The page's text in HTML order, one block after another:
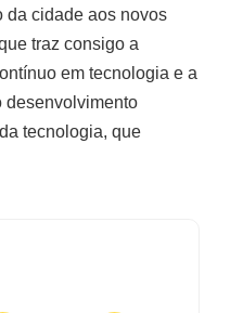
da cidade aos novos
traz consigo a
em tecnologia e a
desenvolvimento
tecnologia, que